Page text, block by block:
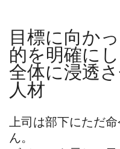
目標に向か
的を明確にし
全体に浸透
人材
上司は部下にただ
ん。